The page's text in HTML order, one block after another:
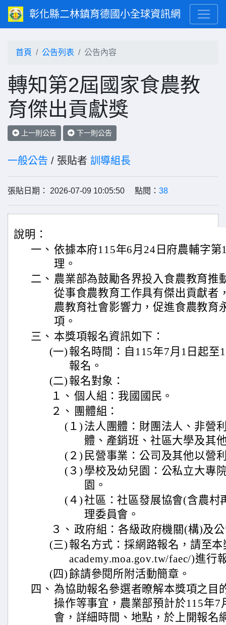
彰化縣二林鎮育德國小全球資訊網
首頁 公告列表 公告內容
轉知第2屆國家食農教
育傑出貢獻獎
上一則公告 下一則公告
一般公告 / 張貼者 訓導組長
張貼日期： 2026-07-09 10:05:50 點閱： 38
說明：
一、 依據本府115年6月24日府農輔字第
理。
二、 農業部為鼓勵各界投入食農教育推
從事食農教育工作具有傑出貢獻者
農教育社會影響力，促進食農教育
項。
三、 本獎項報名資訊如下：
(一) 報名時間：自115年7月1日起至
報名。
(二) 報名對象：
１、 個人組：我國國民。
２、 團體組：
(１) 法人團體：財團法人、非營
體、產銷班、社區大學及其
(２) 民營事業：公司及其他以營
(３) 學校及幼兒園：公私立大專
園。
(４)社區：社區發展協會(含農村
理委員會。
３、 政府組：各級政府機關(構)及
(三) 報名方式：採網路報名，請至
academy.moa.gov.tw/faec/)進行
(四)餘請參閱所附活動簡章。
四、 為協助報名參選者暸解本獎項之目
操作等事宜，農業部預計於115年7
會，詳細時間、地點，於上開報名